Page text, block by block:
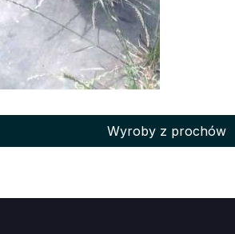
Wyroby z prochów